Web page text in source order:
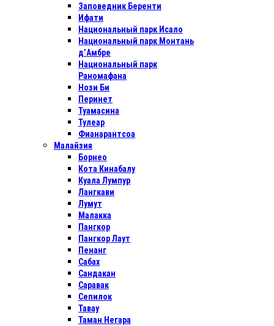
Заповедник Беренти
Ифати
Национальный парк Исало
Национальный парк Монтань
д’Амбре
Национальный парк
Раномафана
Нози Би
Перинет
Туамасина
Тулеар
Фианарантсоа
Малайзия
Борнео
Кота Кинабалу
Куала Лумпур
Лангкави
Лумут
Малакка
Пангкор
Пангкор Лаут
Пенанг
Сабах
Сандакан
Саравак
Сепилок
Тавау
Таман Негара